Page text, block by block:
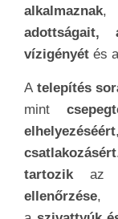
alkalmaznak,
adottságait,
vízigényét és
A telepítés
mint
elhelyezéséért
csatlakozásért
tartozikaz
ellenőrzése,